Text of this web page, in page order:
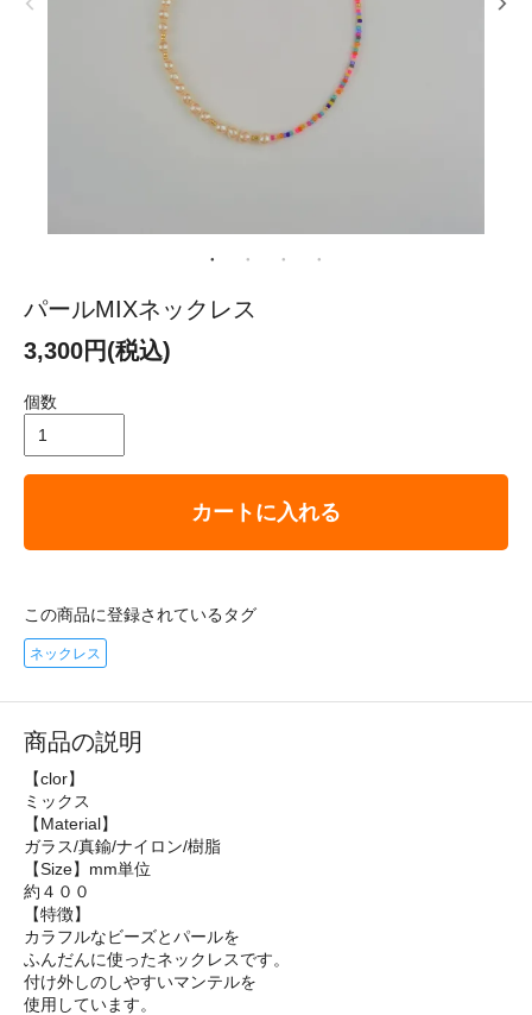
パールMIXネックレス
3,300円(税込)
個数
カートに入れる
この商品に登録されているタグ
ネックレス
商品の説明
【clor】
ミックス
【Material】
ガラス/真鍮/ナイロン/樹脂
【Size】mm単位
約４００
【特徴】
カラフルなビーズとパールを
ふんだんに使ったネックレスです。
付け外しのしやすいマンテルを
使用しています。